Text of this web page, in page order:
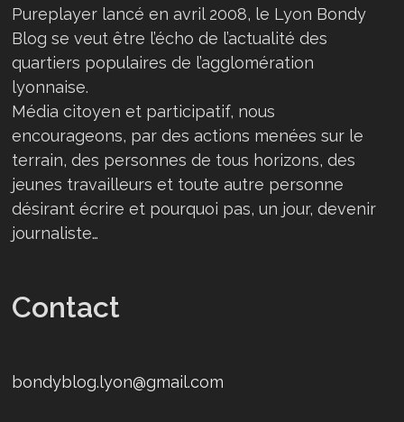
Pureplayer lancé en avril 2008, le Lyon Bondy
Blog se veut être l’écho de l’actualité des
quartiers populaires de l’agglomération
lyonnaise.
Média citoyen et participatif, nous
encourageons, par des actions menées sur le
terrain, des personnes de tous horizons, des
jeunes travailleurs et toute autre personne
désirant écrire et pourquoi pas, un jour, devenir
journaliste…
Contact
bondyblog.lyon@gmail.com